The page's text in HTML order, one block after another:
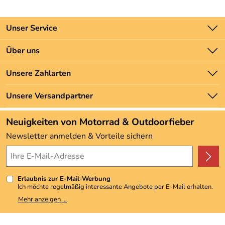
Unser Service
Kontakt
Batteriegesetz
Newsletter
Zahlung und Versand
Über uns
Unsere Bestseller
Marken
Neu
Angebote
Kundenbewertungen (3.493)
4,9/5*****
Unsere Zahlarten
Unsere Versandpartner
Neuigkeiten von Motorrad & Outdoorfieber
Newsletter anmelden & Vorteile sichern
Erlaubnis zur E-Mail-Werbung
Ich möchte regelmäßig interessante Angebote per E-Mail erhalten.
Meine E-Mail-Adresse wird nicht an andere Unternehmen
weitergegeben. Zu statistischen Zwecken wird in anonymer Form
Mehr anzeigen ...